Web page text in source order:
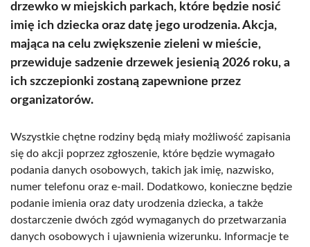
drzewko w miejskich parkach, które będzie nosić
imię ich dziecka oraz datę jego urodzenia. Akcja,
mająca na celu zwiększenie zieleni w mieście,
przewiduje sadzenie drzewek jesienią 2026 roku, a
ich szczepionki zostaną zapewnione przez
organizatorów.
Wszystkie chętne rodziny będą miały możliwość zapisania
się do akcji poprzez zgłoszenie, które będzie wymagało
podania danych osobowych, takich jak imię, nazwisko,
numer telefonu oraz e-mail. Dodatkowo, konieczne będzie
podanie imienia oraz daty urodzenia dziecka, a także
dostarczenie dwóch zgód wymaganych do przetwarzania
danych osobowych i ujawnienia wizerunku. Informacje te